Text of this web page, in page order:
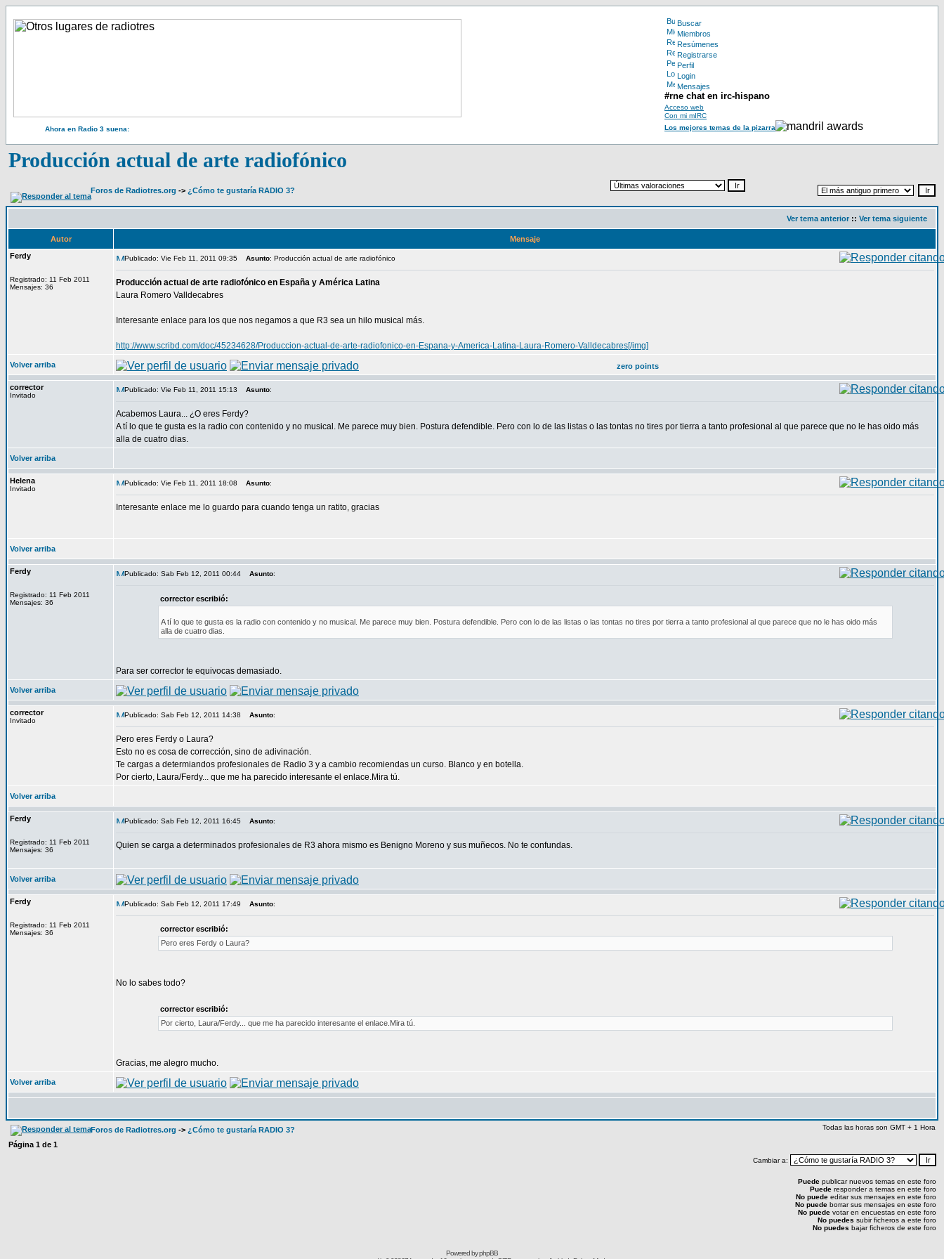
Buscar
Miembros
Resúmenes
Registrarse
Perfil
Login
Mensajes
#rne chat en irc-hispano
Acceso web
Con mi mIRC
Ahora en Radio 3 suena:
Los mejores temas de la pizarra
Producción actual de arte radiofónico
Foros de Radiotres.org -> ¿Cómo te gustaría RADIO 3?
Ver tema anterior :: Ver tema siguiente
Autor
Mensaje
Ferdy
Registrado: 11 Feb 2011
Mensajes: 36
Publicado: Vie Feb 11, 2011 09:35 Asunto: Producción actual de arte radiofónico
Producción actual de arte radiofónico en España y América Latina
Laura Romero Valldecabres
Interesante enlace para los que nos negamos a que R3 sea un hilo musical más.
http://www.scribd.com/doc/45234628/Produccion-actual-de-arte-radiofonico-en-Espana-y-America-Latina-Laura-Romero-Valldecabres[/img]
Volver arriba zero points
corrector
Invitado
Publicado: Vie Feb 11, 2011 15:13 Asunto:
Acabemos Laura... ¿O eres Ferdy?
A tí lo que te gusta es la radio con contenido y no musical. Me parece muy bien. Postura defendible. Pero con lo de las listas o las tontas no tires por tierra a tanto profesional al que parece que no le has oido más
alla de cuatro dias.
Volver arriba
Helena
Invitado
Publicado: Vie Feb 11, 2011 18:08 Asunto:
Interesante enlace me lo guardo para cuando tenga un ratito, gracias
Volver arriba
Ferdy
Registrado: 11 Feb 2011
Mensajes: 36
Publicado: Sab Feb 12, 2011 00:44 Asunto:
corrector escribió:
A tí lo que te gusta es la radio con contenido y no musical. Me parece muy bien. Postura defendible. Pero con lo de las listas o las tontas no tires por tierra a tanto profesional al que parece que no le has oido más
alla de cuatro dias.
Para ser corrector te equivocas demasiado.
Volver arriba
corrector
Invitado
Publicado: Sab Feb 12, 2011 14:38 Asunto:
Pero eres Ferdy o Laura?
Esto no es cosa de corrección, sino de adivinación.
Te cargas a determiandos profesionales de Radio 3 y a cambio recomiendas un curso. Blanco y en botella.
Por cierto, Laura/Ferdy... que me ha parecido interesante el enlace.Mira tú.
Volver arriba
Ferdy
Registrado: 11 Feb 2011
Mensajes: 36
Publicado: Sab Feb 12, 2011 16:45 Asunto:
Quien se carga a determinados profesionales de R3 ahora mismo es Benigno Moreno y sus muñecos. No te confundas.
Volver arriba
Ferdy
Registrado: 11 Feb 2011
Mensajes: 36
Publicado: Sab Feb 12, 2011 17:49 Asunto:
corrector escribió:
Pero eres Ferdy o Laura?
No lo sabes todo?
corrector escribió:
Por cierto, Laura/Ferdy... que me ha parecido interesante el enlace.Mira tú.
Gracias, me alegro mucho.
Volver arriba
Foros de Radiotres.org -> ¿Cómo te gustaría RADIO 3? Todas las horas son GMT + 1 Hora
Página 1 de 1
Cambiar a:
Puede publicar nuevos temas en este foro
Puede responder a temas en este foro
No puede editar sus mensajes en este foro
No puede borrar sus mensajes en este foro
No puede votar en encuestas en este foro
No puedes subir ficheros a este foro
No puedes bajar ficheros de este foro
Powered byphpBB